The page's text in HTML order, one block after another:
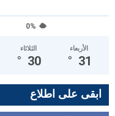
0%
الثلاثاء
30
°
الأربعاء
31
°
ابقى على اطلاع